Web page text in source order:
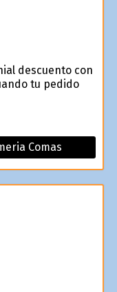
descuento con
tu pedido
Comas